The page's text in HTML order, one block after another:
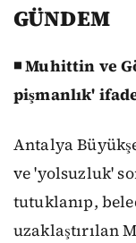
GÜNDEM
◾ Muhittin ve
pişmanlık'
Antalya
ve 'yolsuzluk'
tutuklanıp,
uzaklaştırılan